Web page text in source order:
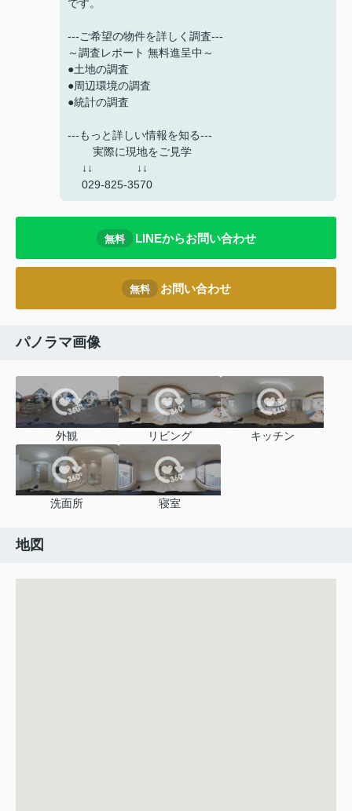
です。
---ご希望の物件を詳しく調査---
～調査レポート 無料進呈中～
●土地の調査
●周辺環境の調査
●統計の調査
---もっと詳しい情報を知る---
実際に現地をご見学
↓↓ ↓↓
029-825-3570
無料 LINEからお問い合わせ
無料 お問い合わせ
パノラマ画像
外観 リビング キッチン
洗面所 寝室
地図